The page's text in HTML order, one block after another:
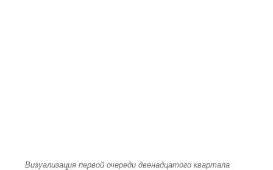
Визуализация первой очереди двенадцатого квартала